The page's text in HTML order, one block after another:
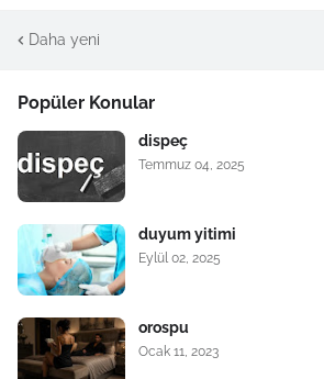
Daha yeni
Popüler Konular
dispeç
Temmuz 04, 2025
duyum yitimi
Eylül 02, 2025
orospu
Ocak 11, 2023